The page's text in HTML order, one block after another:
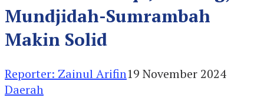
Mundjidah-Sumrambah
Makin Solid
Reporter: Zainul Arifin19 November 2024
Daerah